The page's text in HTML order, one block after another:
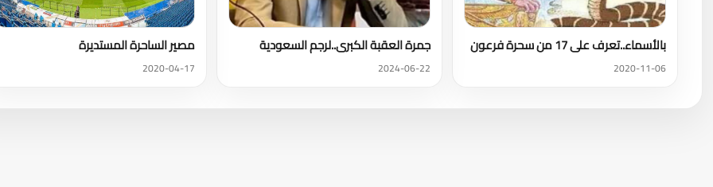
بالأسماء..تعرف على 17 من سحرة فرعون
2020-11-06
جمرة العقبة الكبرى..لرجم السعودية
2024-06-22
مصير الساحرة المستديرة
2020-04-17